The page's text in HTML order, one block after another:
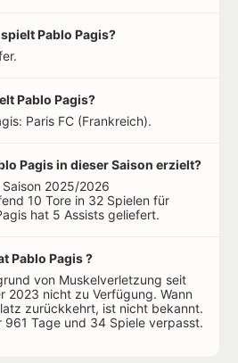
Pablo Pagis?
Pablo Pagis?
Paris FC (Frankreich).
Pagis in dieser Saison erzielt?
2025/2026
10 Tore in 32 Spielen für
hat 5 Assists geliefert.
Pablo Pagis ?
von Muskelverletzung seit
2023 nicht zu Verfügung. Wann
zurückkehrt, ist nicht bekannt.
961 Tage und 34 Spiele verpasst.